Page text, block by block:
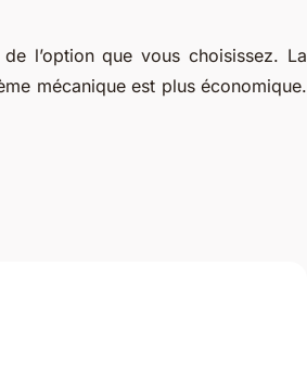
l’option que vous choisissez. La
mécanique est plus économique.